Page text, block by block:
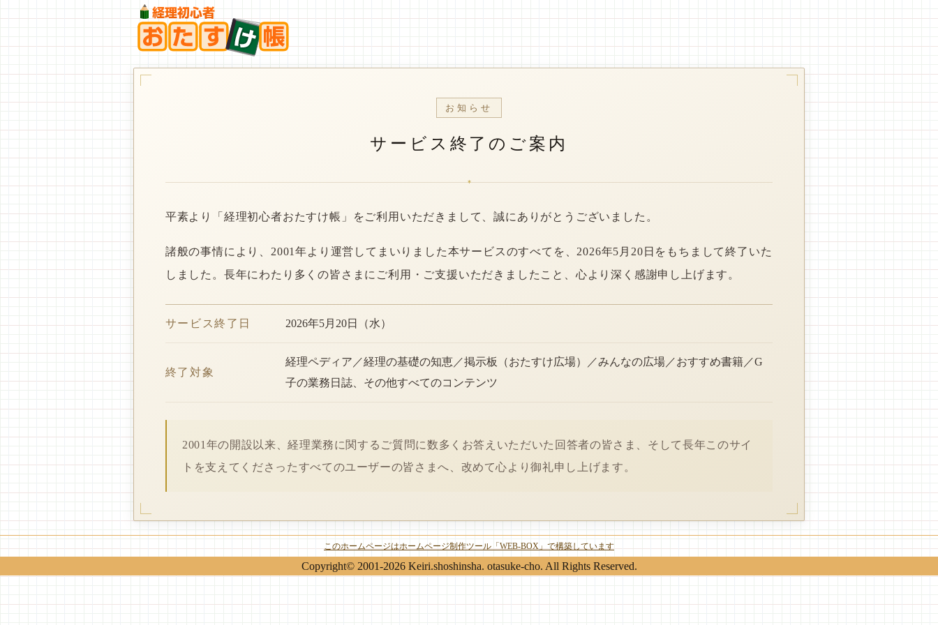
お知らせ
サービス終了のご案内
*
平素より「経理初心者おたすけ帳」をご利用いただきまして、誠にありがとうございました。
諸般の事情により、2001年より運営してまいりました本サービスのすべてを、2026年5月20日をもちまして終了いた
しました。長年にわたり多くの皆さまにご利用・ご支援いただきましたこと、心より深く感謝申し上げます。
サービス終了日 2026年5月20日（水）
終了対象
経理ペディア／経理の基礎の知恵／掲示板（おたすけ広場）／みんなの広場／おすすめ書籍／G
子の業務日誌、その他すべてのコンテンツ
2001年の開設以来、経理業務に関するご質問に数多くお答えいただいた回答者の皆さま、そして長年このサイ
トを支えてくださったすべてのユーザーの皆さまへ、改めて心より御礼申し上げます。
このホームページはホームページ制作ツール「WEB-BOX」で構築しています
Copyright© 2001-2026 Keiri.shoshinsha. otasuke-cho. All Rights Reserved.